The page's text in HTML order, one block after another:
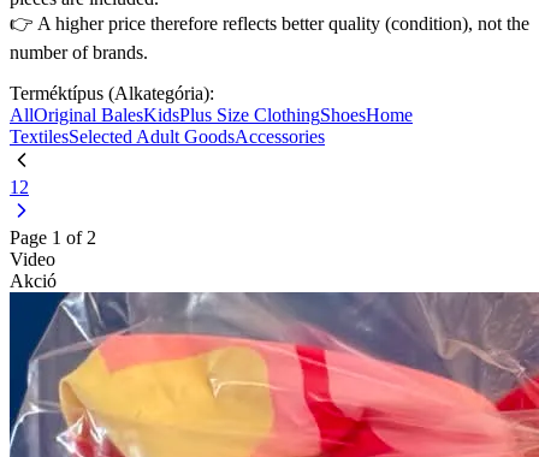
👉 A higher price therefore reflects better quality (condition), not the
number of brands.
Terméktípus (Alkategória):
AllOriginal BalesKidsPlus Size ClothingShoesHome
TextilesSelected Adult GoodsAccessories
1 2
Page 1 of 2
Video
Akció